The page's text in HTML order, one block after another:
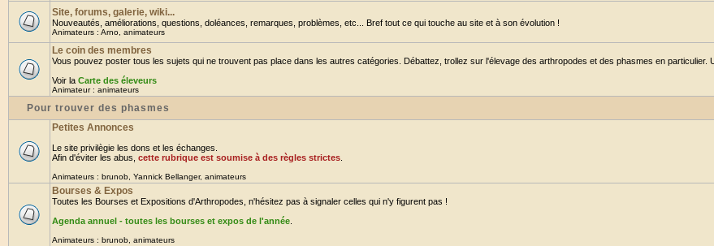
Site, forums, galerie, wiki...
Nouveautés, améliorations, questions, doléances, remarques, problèmes, etc... Bref tout ce qui touche au site et à son évolution !
Animateurs : Arno animateurs
Le coin des membres
Vous pouvez poster tous les sujets qui ne trouvent pas place dans les autres catégories. Débattez, trollez sur l'élevage des arthropodes et des phasmes en particulier.
Voir la Carte des éleveurs
Animateur : animateurs
Pour trouver des phasmes
Petites Annonces
Le site privilègie les dons et les échanges.
Afin d'éviter les abus, cette rubrique est soumise à des règles strictes
Animateurs : brunob Yannick Bellanger, animateurs
Bourses & Expos
Toutes les Bourses et Expositions d'Arthropodes, n'hésitez pas à signaler celles qui n'y figurent pas !
Agenda annuel - toutes les bourses et expos de l'année
Animateurs : brunob animateurs